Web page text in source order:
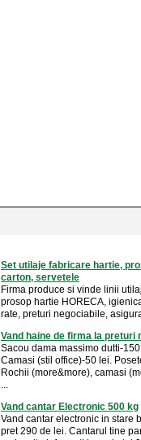
Set utilaje fabricare hartie,
carton, servetele
Firma produce si vinde linii
prosop hartie HORECA,
rate, preturi negociabile,
Vand haine de firma la preturi
Sacou dama massimo dutti-
Camasi (stil office)-50 lei.
Rochii (more&more), camasi
...
Vand cantar Electronic 500 kg
Vand cantar electronic in stare
pret 290 de lei. Cantarul tine